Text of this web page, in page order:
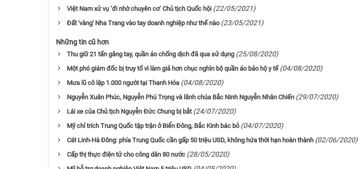
Việt Nam xử vụ ‘đi nhờ chuyên cơ’ Chủ tịch Quốc hội (22/05/2021)
Đất 'vàng' Nha Trang vào tay doanh nghiệp như thế nào (23/05/2021)
Những tin cũ hơn
Thu giữ 21 tấn găng tay, quần áo chống dịch đã qua sử dụng (25/08/2020)
Một phó giám đốc bị truy tố vì làm giả hơn chục nghìn bộ quần áo bảo hộ y tế (04/08/2020)
Mưa lũ cô lập 1.000 người tại Thanh Hóa (04/08/2020)
Nguyễn Xuân Phúc, Nguyễn Phú Trọng và lãnh chúa Bắc Ninh Nguyễn Nhân Chiến (29/07/2020)
Lái xe của Chủ tịch Nguyễn Đức Chung bị bắt (24/07/2020)
Mỹ chỉ trích Trung Quốc tập trận ở Biển Đông, Bắc Kinh bác bỏ (04/07/2020)
Cát Linh-Hà Đông: phía Trung Quốc cần gấp 50 triệu USD, không hứa thời hạn hoàn thành (02/06/2020)
Cấp thị thực điện tử cho công dân 80 nước (28/05/2020)